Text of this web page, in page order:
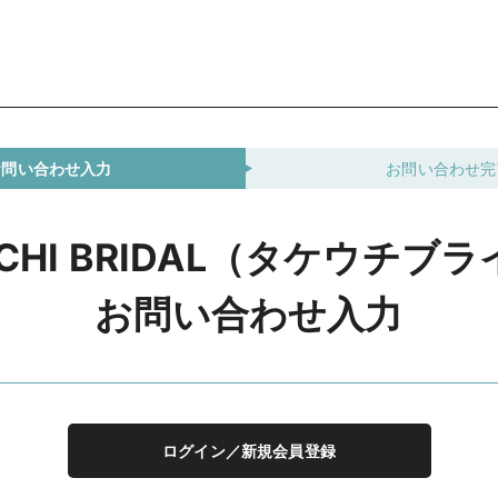
い合わせ入力 お問い合わせ完
BRIDAL（タケウチブラ
お問い合わせ入力
ログイン／新規会員登録